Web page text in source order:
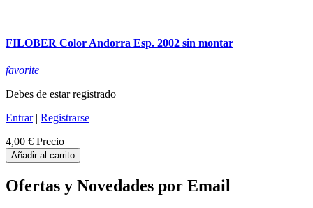
FILOBER Color Andorra Esp. 2002 sin montar
favorite
Debes de estar registrado
Entrar| Registrarse
4,00 € Precio
Añadir al carrito
Ofertas y Novedades por Email